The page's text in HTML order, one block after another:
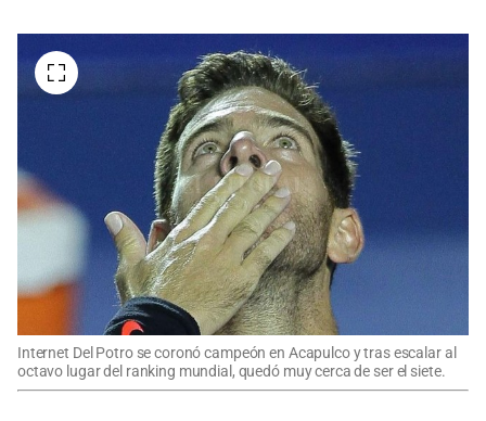
Internet Del Potro se coronó campeón en Acapulco y tras escalar al
octavo lugar del ranking mundial, quedó muy cerca de ser el siete.